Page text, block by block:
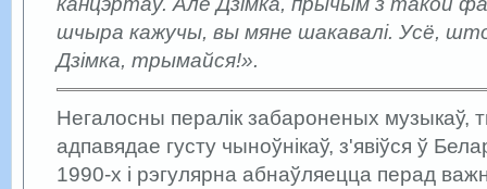
шчыра кажучы, вы мяне шакавалі. Усё,
Дзімка, трымайся!».
Негалосны пералік забароненых музыкаў,
адпавядае густу чыноўнікаў, з'явіўся ў
1990-х і рэгулярна абнаўляецца перад